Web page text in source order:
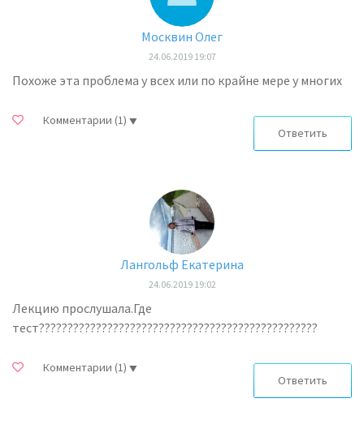
Москвин Олег
24.06.2019 19:07
Похоже эта проблема у всех или по крайне мере у многих
Комментарии (1)
Ответить
Лангольф Екатерина
24.06.2019 19:02
Лекцию прослушала.Где
тест?????????????????????????????????????????????????
Комментарии (1)
Ответить